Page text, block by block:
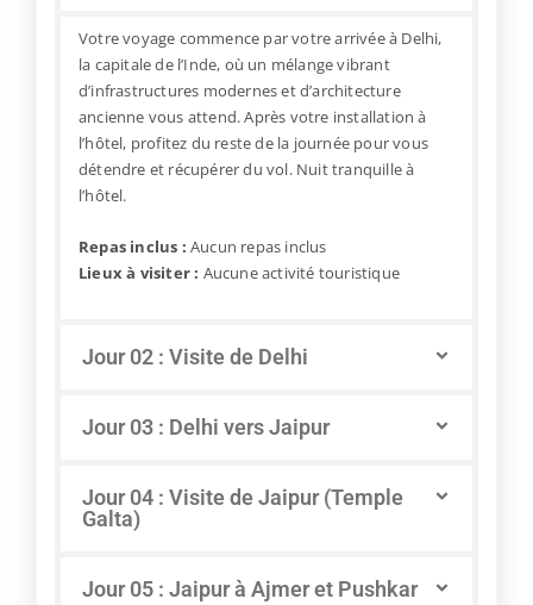
Votre voyage commence par votre arrivée à Delhi,
la capitale de l’Inde, où un mélange vibrant
d’infrastructures modernes et d’architecture
ancienne vous attend. Après votre installation à
l’hôtel, profitez du reste de la journée pour vous
détendre et récupérer du vol. Nuit tranquille à
l’hôtel.
Repas inclus : Aucun repas inclus
Lieux à visiter : Aucune activité touristique
Jour 02 : Visite de Delhi
Jour 03 : Delhi vers Jaipur
Jour 04 : Visite de Jaipur (Temple
Galta)
Jour 05 : Jaipur à Ajmer et Pushkar